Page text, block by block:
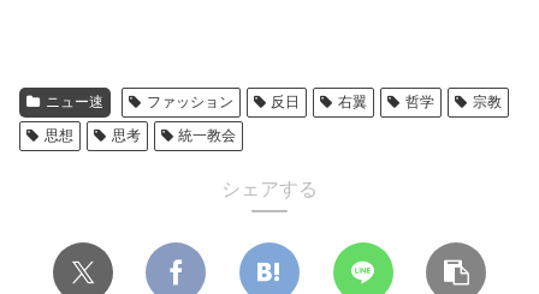
ニュー速 ファッション 反日 右翼 哲学
宗教
思想
思考 統一教会
シェアする